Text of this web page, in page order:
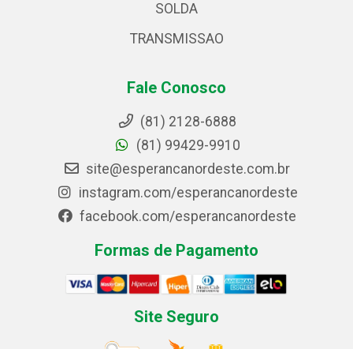
SOLDA
TRANSMISSAO
Fale Conosco
(81) 2128-6888
(81) 99429-9910
site@esperancanordeste.com.br
instagram.com/esperancanordeste
facebook.com/esperancanordeste
Formas de Pagamento
Site Seguro